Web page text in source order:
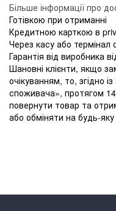
Більше інформації про
Готівкою при отриманні
Кредитною карткою в
Через касу або
Гарантія від виробника
Шановні клієнти, якщо
очікуванням, то, згідно
споживача», протягом
повернути товар та
або обміняти на будь-